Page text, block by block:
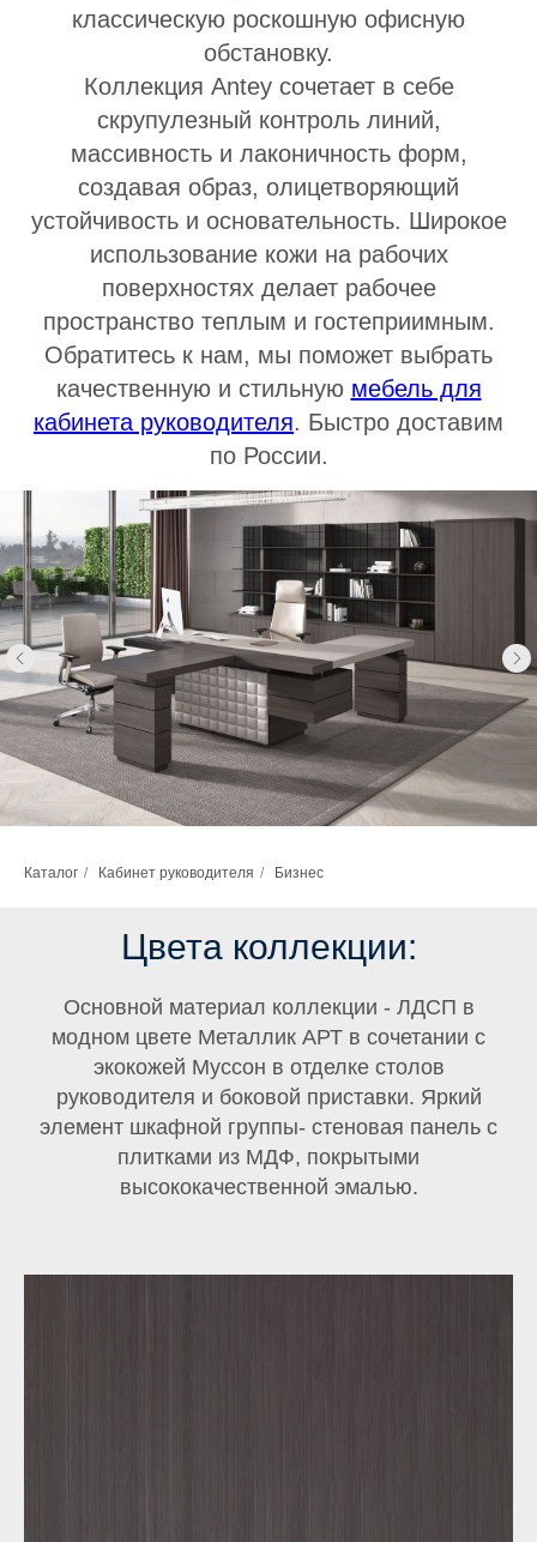
классическую роскошную офисную
обстановку.
Коллекция Antey сочетает в себе
скрупулезный контроль линий,
массивность и лаконичность форм,
создавая образ, олицетворяющий
устойчивость и основательность. Широкое
использование кожи на рабочих
поверхностях делает рабочее
пространство теплым и гостеприимным.
Обратитесь к нам, мы поможет выбрать
качественную и стильную мебель для
кабинета руководителя. Быстро доставим
по России.
Каталог / Кабинет руководителя / Бизнес
Цвета коллекции:
Основной материал коллекции - ЛДСП в
модном цвете Металлик АРТ в сочетании с
экокожей Муссон в отделке столов
руководителя и боковой приставки. Яркий
элемент шкафной группы- стеновая панель с
плитками из МДФ, покрытыми
высококачественной эмалью.